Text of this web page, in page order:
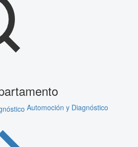
Automoción y Diagnóstico